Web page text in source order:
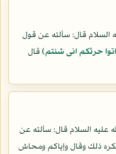
السلام قال: سألته عن قول
حرثكم انى شئتم) قال
عليه السلام قال: سألته عن
ذلك وقال وإياكم ومحاش